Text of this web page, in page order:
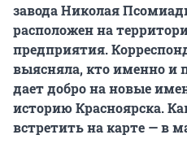
завода Николая
расположен на
предприятия.
выясняла, кто именно и
дает добро на новые
историю Красноярска.
встретить на карте — в